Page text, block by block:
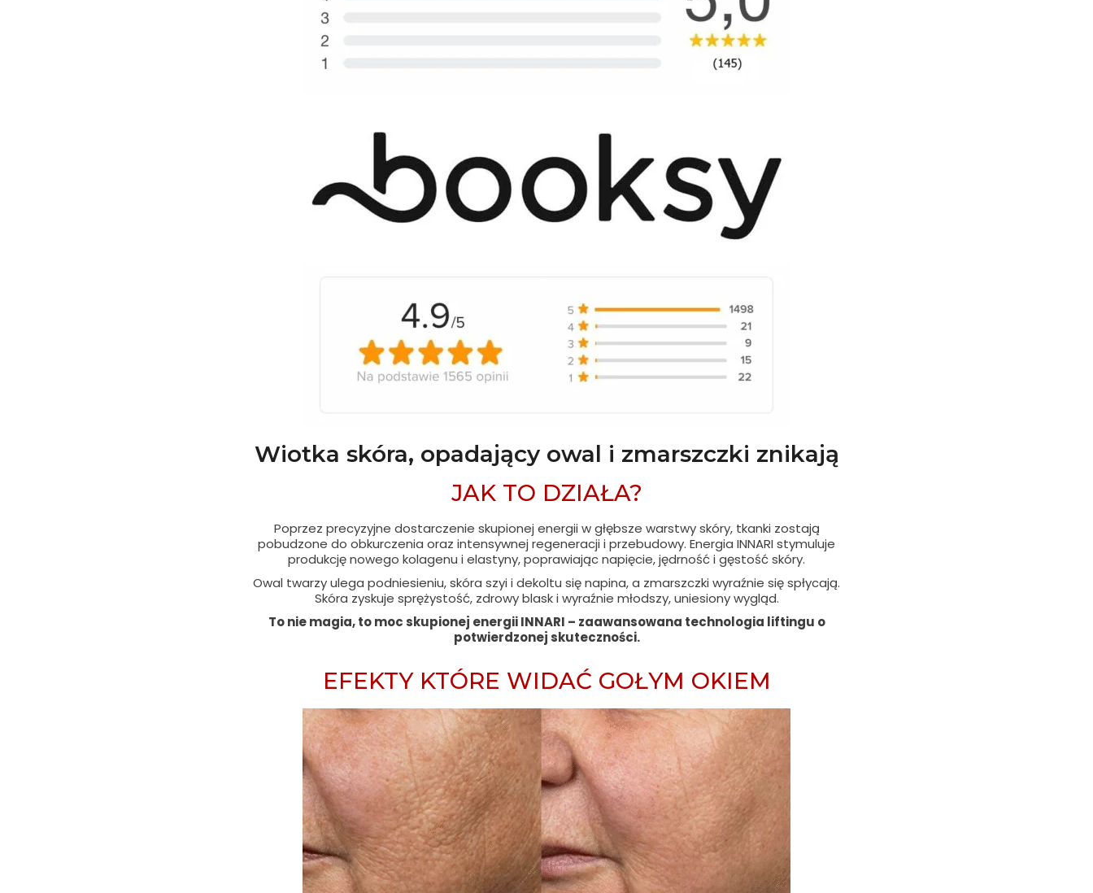
Wiotka skóra, opadający owal i zmarszczki znikają
JAK TO DZIAŁA?
Poprzez precyzyjne dostarczenie skupionej energii w głębsze warstwy skóry, tkanki zostają
pobudzone do obkurczenia oraz intensywnej regeneracji i przebudowy. Energia INNARI stymuluje
produkcję nowego kolagenu i elastyny, poprawiając napięcie, jędrność i gęstość skóry.
Owal twarzy ulega podniesieniu, skóra szyi i dekoltu się napina, a zmarszczki wyraźnie się spłycają.
Skóra zyskuje sprężystość, zdrowy blask i wyraźnie młodszy, uniesiony wygląd.
To nie magia, to moc skupionej energii INNARI – zaawansowana technologia liftingu o
potwierdzonej skuteczności.
EFEKTY KTÓRE WIDAĆ GOŁYM OKIEM